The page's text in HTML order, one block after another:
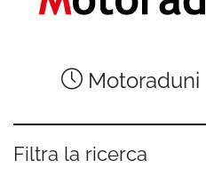
Motoraduni
Filtra la ricerca